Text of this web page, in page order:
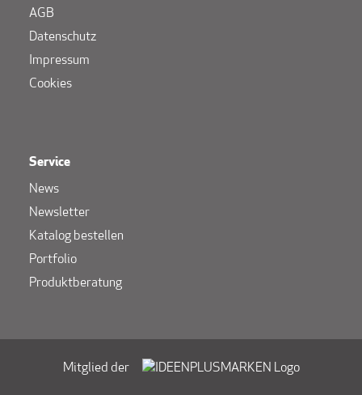
AGB
Datenschutz
Impressum
Cookies
Service
News
Newsletter
Katalog bestellen
Portfolio
Produktberatung
Mitglied der